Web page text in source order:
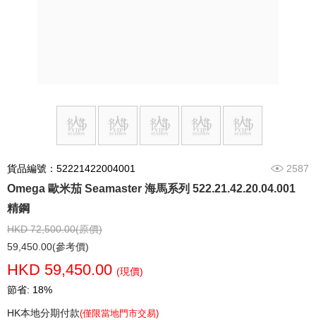
貨品編號：52221422004001 2587
Omega 歐米茄 Seamaster 海馬系列 522.21.42.20.04.001
精鋼
HKD 72,500.00(原價)
59,450.00(參考價)
HKD 59,450.00 (現價)
節省: 18%
HK本地分期付款(僅限當地門市交易)